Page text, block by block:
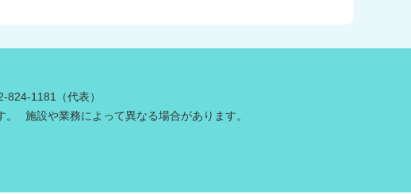
824-1181（代表）
施設や業務によって異なる場合があります。